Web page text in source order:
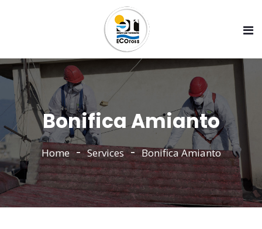
Bonifica Amianto
Home Services Bonifica Amianto